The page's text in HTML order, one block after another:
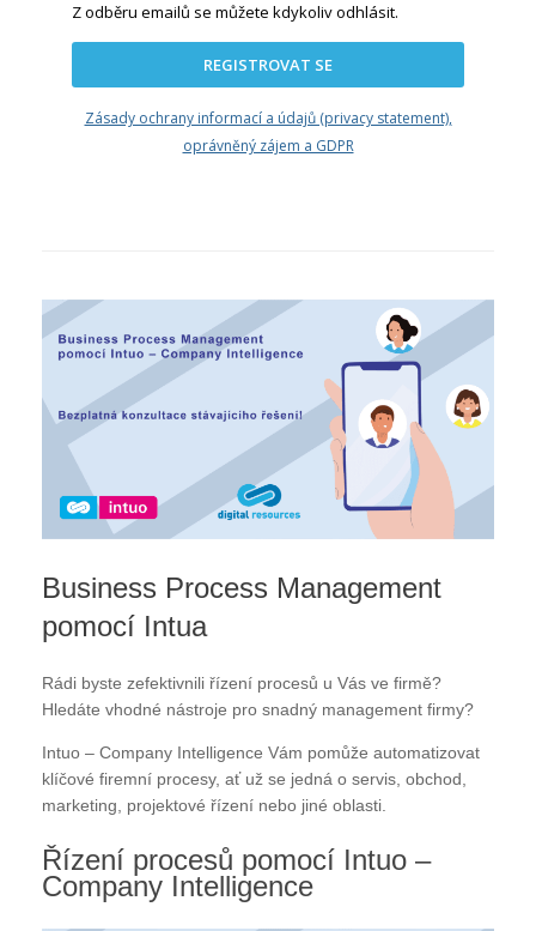
Z odběru emailů se můžete kdykoliv odhlásit.
REGISTROVAT SE
Zásady ochrany informací a údajů (privacy statement),
oprávněný zájem a GDPR
Business Process Management
pomocí Intua
Rádi byste zefektivnili řízení procesů u Vás ve firmě?
Hledáte vhodné nástroje pro snadný management firmy?
Intuo – Company Intelligence Vám pomůže automatizovat
klíčové firemní procesy, ať už se jedná o servis, obchod,
marketing, projektové řízení nebo jiné oblasti.
Řízení procesů pomocí Intuo –
Company Intelligence